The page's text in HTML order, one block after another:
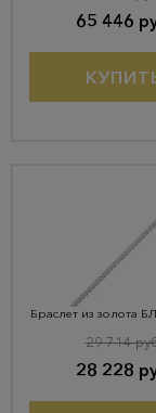
65 446
Браслет из золота
28 228
29 714